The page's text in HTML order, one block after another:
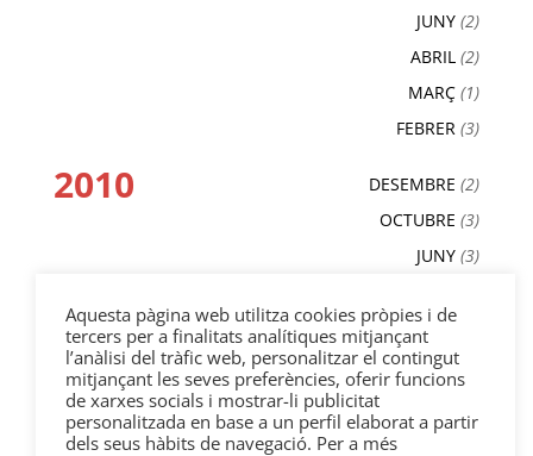
JUNY (2)
ABRIL (2)
MARÇ (1)
FEBRER (3)
2010 DESEMBRE (2)
OCTUBRE (3)
JUNY (3)
ABRIL
MARÇ
GENER (1)
Aquesta pàgina web utilitza cookies pròpies i de
tercers per a finalitats analítiques mitjançant
l’anàlisi del tràfic web, personalitzar el contingut
mitjançant les seves preferències, oferir funcions
de xarxes socials i mostrar-li publicitat
personalitzada en base a un perfil elaborat a partir
dels seus hàbits de navegació. Per a més